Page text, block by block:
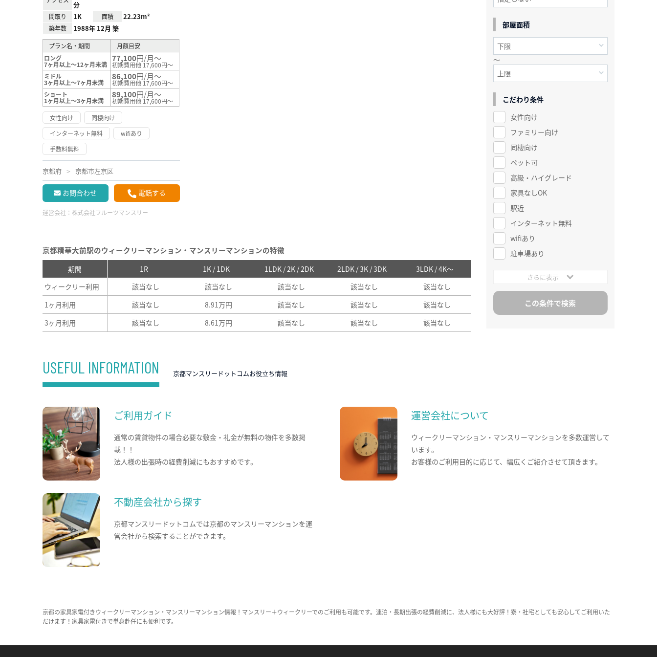
分
間取り 1K 面積 22.23m²
築年数 1988年 12月 築
プラン名・期間
月額目安
ロング
7ヶ月以上～12ヶ月未満
77,100円/月～
初期費用他 17,600円～
ミドル
3ヶ月以上～7ヶ月未満
86,100円/月～
初期費用他 17,600円～
ショート
1ヶ月以上～3ヶ月未満
89,100円/月～
初期費用他 17,600円～
女性向け
同棲向け
インターネット無料
wifiあり
手数料無料
京都府 京都市左京区
お問合わせ 電話する
運営会社： 株式会社フルーツマンスリー
京都精華大前駅のウィークリーマンション・マンスリーマンションの特徴
期間 1R 1K / 1DK 1LDK / 2K / 2DK 2LDK / 3K / 3DK
3LDK / 4K～
ウィークリー利用
該当なし 該当なし 該当なし 該当なし
該当なし
1ヶ月利用
該当なし 8.91万円 該当なし 該当なし
該当なし
3ヶ月利用
該当なし 8.61万円 該当なし 該当なし 該当なし
部屋面積
～
こだわり条件
女性向け
ファミリー向け
同棲向け
ペット可
高級・ハイグレード
家具なしOK
駅近
インターネット無料
wifiあり
駐車場あり
さらに表示
USEFUL INFORMATION 京都マンスリードットコムお役立ち情報
ご利用ガイド
通常の賃貸物件の場合必要な敷金・礼金が無料の物件を多数掲
載！！
法人様の出張時の経費削減にもおすすめです。
運営会社について
ウィークリーマンション・マンスリーマンションを多数運営して
います。
お客様のご利用目的に応じて、幅広くご紹介させて頂きます。
不動産会社から探す
京都マンスリードットコムでは京都のマンスリーマンションを運
営会社から検索することができます。
京都の家具家電付きウィークリーマンション・マンスリーマンション情報！マンスリー＋ウィークリーでのご利用も可能です。連泊・長期出張の経費削減に、法人様にも大好評！寮・社宅としても安心してご利用いた
だけます！家具家電付きで単身赴任にも便利です。